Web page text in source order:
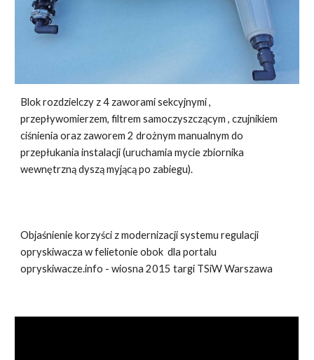
Blok rozdzielczy z 4 zaworami sekcyjnymi ,
przepływomierzem, filtrem samoczyszczącym , czujnikiem
ciśnienia oraz zaworem 2 drożnym manualnym do
przepłukania instalacji (uruchamia mycie zbiornika
wewnętrzną dyszą myjącą po zabiegu).
Objaśnienie korzyści z modernizacji systemu regulacji
opryskiwacza w felietonie obok dla portalu
opryskiwacze.info - wiosna 2015 targi TSiW Warszawa